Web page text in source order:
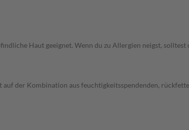
Haut geeignet. Wenn du zu Allergien neigst,
der Kombination aus feuchtigkeitsspendenden,